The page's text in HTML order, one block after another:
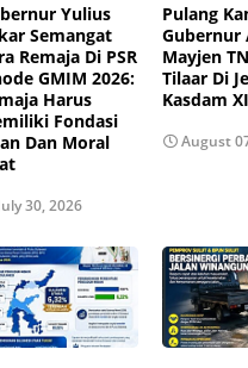
Yulius
Semangat
Remaja Di PSR
GMIM 2026:
Harus
Fondasi
Dan Moral
30, 2026
Pulang
Gubernur
Mayjen
Tilaar Di
Kasdam
August